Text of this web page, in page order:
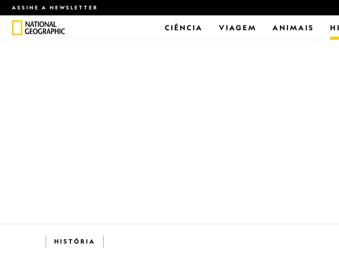
ASSINE A NEWSLETTER
CIÊNCIA VIAGEM ANIMAIS
HISTÓRIA